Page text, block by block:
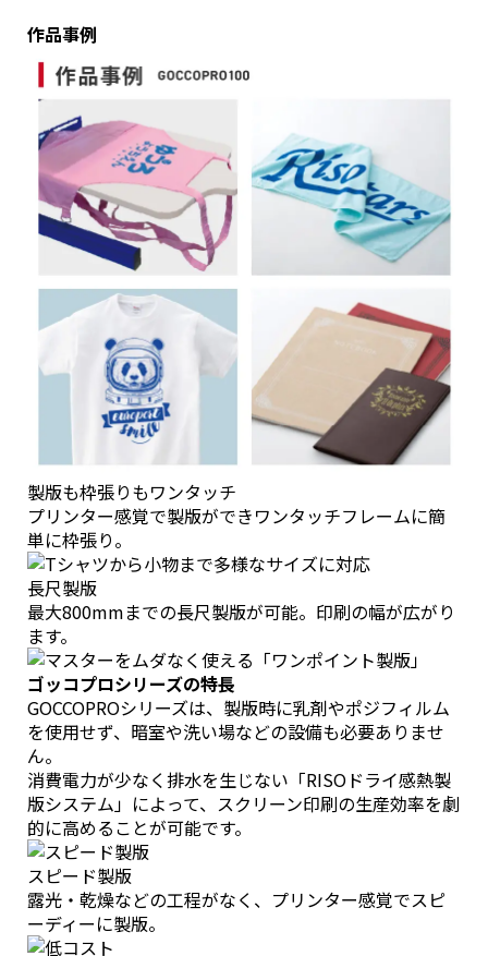
作品事例
製版も枠張りもワンタッチ
プリンター感覚で製版ができワンタッチフレームに簡
単に枠張り。
長尺製版
最大800mmまでの長尺製版が可能。印刷の幅が広がり
ます。
ゴッコプロシリーズの特長
GOCCOPROシリーズは、製版時に乳剤やポジフィルム
を使用せず、暗室や洗い場などの設備も必要ありませ
ん。
消費電力が少なく排水を生じない「RISOドライ感熱製
版システム」によって、スクリーン印刷の生産効率を劇
的に高めることが可能です。
スピード製版
露光・乾燥などの工程がなく、プリンター感覚でスピ
ーディーに製版。